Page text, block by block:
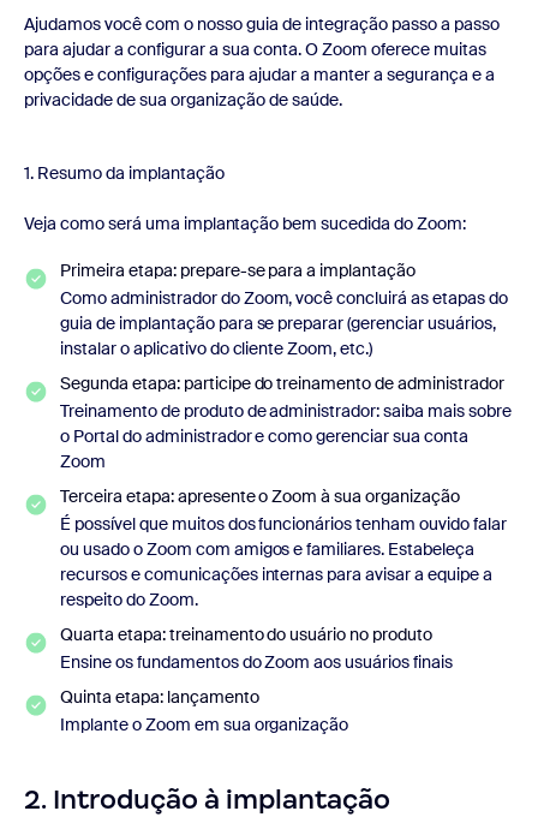
Ajudamos você com o nosso guia de integração passo a passo
para ajudar a configurar a sua conta. O Zoom oferece muitas
opções e configurações para ajudar a manter a segurança e a
privacidade de sua organização de saúde.
1. Resumo da implantação
Veja como será uma implantação bem sucedida do Zoom:
Primeira etapa: prepare-se para a implantação
Como administrador do Zoom, você concluirá as etapas do
guia de implantação para se preparar (gerenciar usuários,
instalar o aplicativo do cliente Zoom, etc.)
Segunda etapa: participe do treinamento de administrador
Treinamento de produto de administrador: saiba mais sobre
o Portal do administrador e como gerenciar sua conta
Zoom
Terceira etapa: apresente o Zoom à sua organização
É possível que muitos dos funcionários tenham ouvido falar
ou usado o Zoom com amigos e familiares. Estabeleça
recursos e comunicações internas para avisar a equipe a
respeito do Zoom.
Quarta etapa: treinamento do usuário no produto
Ensine os fundamentos do Zoom aos usuários finais
Quinta etapa: lançamento
Implante o Zoom em sua organização
2. Introdução à implantação